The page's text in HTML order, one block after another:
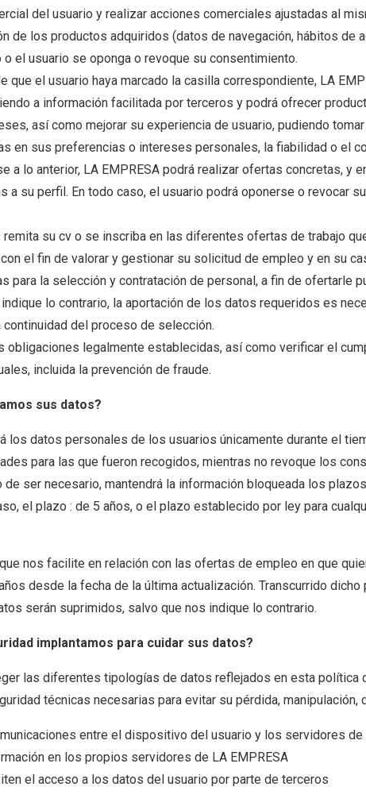
del usuario y realizar acciones comerciales ajustadas al
de los productos adquiridos (datos de navegación, hábitos de
el usuario se oponga o revoque su consentimiento.
que el usuario haya marcado la casilla correspondiente, LA
a información facilitada por terceros y podrá ofrecer
así como mejorar su experiencia de usuario, pudiendo
en sus preferencias o intereses personales, la fiabilidad o el
a lo anterior, LA EMPRESA podrá realizar ofertas concretas, y
a su perfil. En todo caso, el usuario podrá oponerse o revocar
remita su cv o se inscriba en las diferentes ofertas de trabajo
el fin de valorar y gestionar su solicitud de empleo y en su
para la selección y contratación de personal, a fin de ofertarle
lo contrario, la aportación de los datos requeridos es
del proceso de selección.
obligaciones legalmente establecidas, así como verificar el
incluida la prevención de fraude.
sus datos?
los datos personales de los usuarios únicamente durante el
para las que fueron recogidos, mientras no revoque los
ser necesario, mantendrá la información bloqueada los
el plazo : de 5 años, o el plazo establecido por ley para
nos facilite en relación con las ofertas de empleo en que
desde la fecha de la última actualización. Transcurrido dicho
serán suprimidos, salvo que nos indique lo contrario.
implantamos para cuidar sus datos?
las diferentes tipologías de datos reflejados en esta política
técnicas necesarias para evitar su pérdida, manipulación,
entre el dispositivo del usuario y los servidores de
en los propios servidores de LA EMPRESA
el acceso a los datos del usuario por parte de terceros